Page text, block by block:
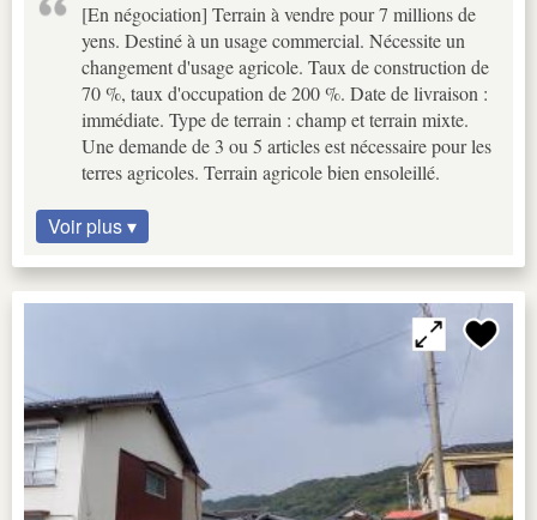
[En négociation] Terrain à vendre pour 7 millions de
yens. Destiné à un usage commercial. Nécessite un
changement d'usage agricole. Taux de construction de
70 %, taux d'occupation de 200 %. Date de livraison :
immédiate. Type de terrain : champ et terrain mixte.
Une demande de 3 ou 5 articles est nécessaire pour les
terres agricoles. Terrain agricole bien ensoleillé.
Voir plus ▾